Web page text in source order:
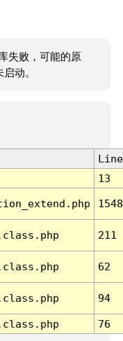
失败，可能的原
动。
Line
13
1548
211
62
94
76